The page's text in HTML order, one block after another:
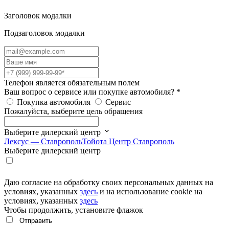
Заголовок модалки
Подзаголовок модалки
Телефон является обязательным полем
Ваш вопрос о сервисе или покупке автомобиля? *
Покупка автомобиля
Сервис
Пожалуйста, выберите цель обращения
Выберите дилерский центр
Лексус — СтавропольТойота Центр Ставрополь
Выберите дилерский центр
Даю согласие на обработку своих персональных данных на
условиях, указанных здесь и на использование cookie на
условиях, указанных здесь
Чтобы продолжить, установите флажок